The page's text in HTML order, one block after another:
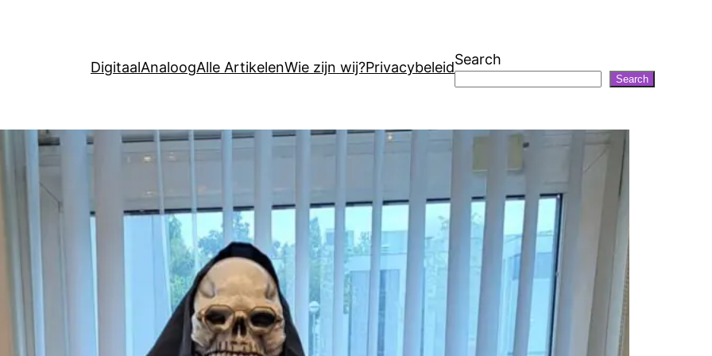
DigitaalAnaloogAlle ArtikelenWie zijn wij?PrivacybeleidSearch
Search